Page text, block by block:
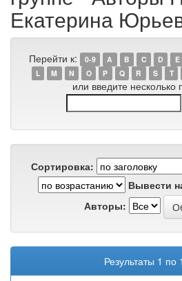
Екатерина
Перейти к: 0-9 A B C D E
L
M N O P Q R S T
или введите несколько
Сортировка:
Вывести
Авторы:
Результаты 1 по